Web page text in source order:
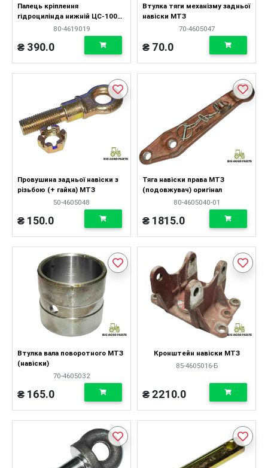
Палець кріплення
гідроцилінда нижній ЦС-100
PL 25x176мм80-4619019
₴ 390.0
Втулка тяги механізму задньої
навіски МТЗ
70-4605047
₴ 70.0
Провушина задньої навіски з
різьбою (+ гайка) МТЗ
50-4605048
₴ 150.0
Тяга навіски права МТЗ
(подовжувач) оригінал
80-4605040-01
₴ 1815.0
Втулка вала поворотного МТЗ
(навіски)
70-4605032
₴ 165.0
Кронштейн навіски МТЗ
85-4605016-Б
₴ 2210.0